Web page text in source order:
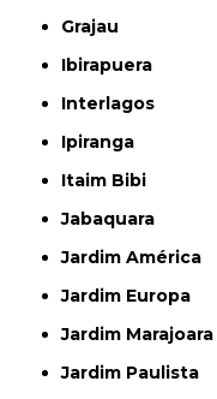
Grajau
Ibirapuera
Interlagos
Ipiranga
Itaim Bibi
Jabaquara
Jardim América
Jardim Europa
Jardim Marajoara
Jardim Paulista